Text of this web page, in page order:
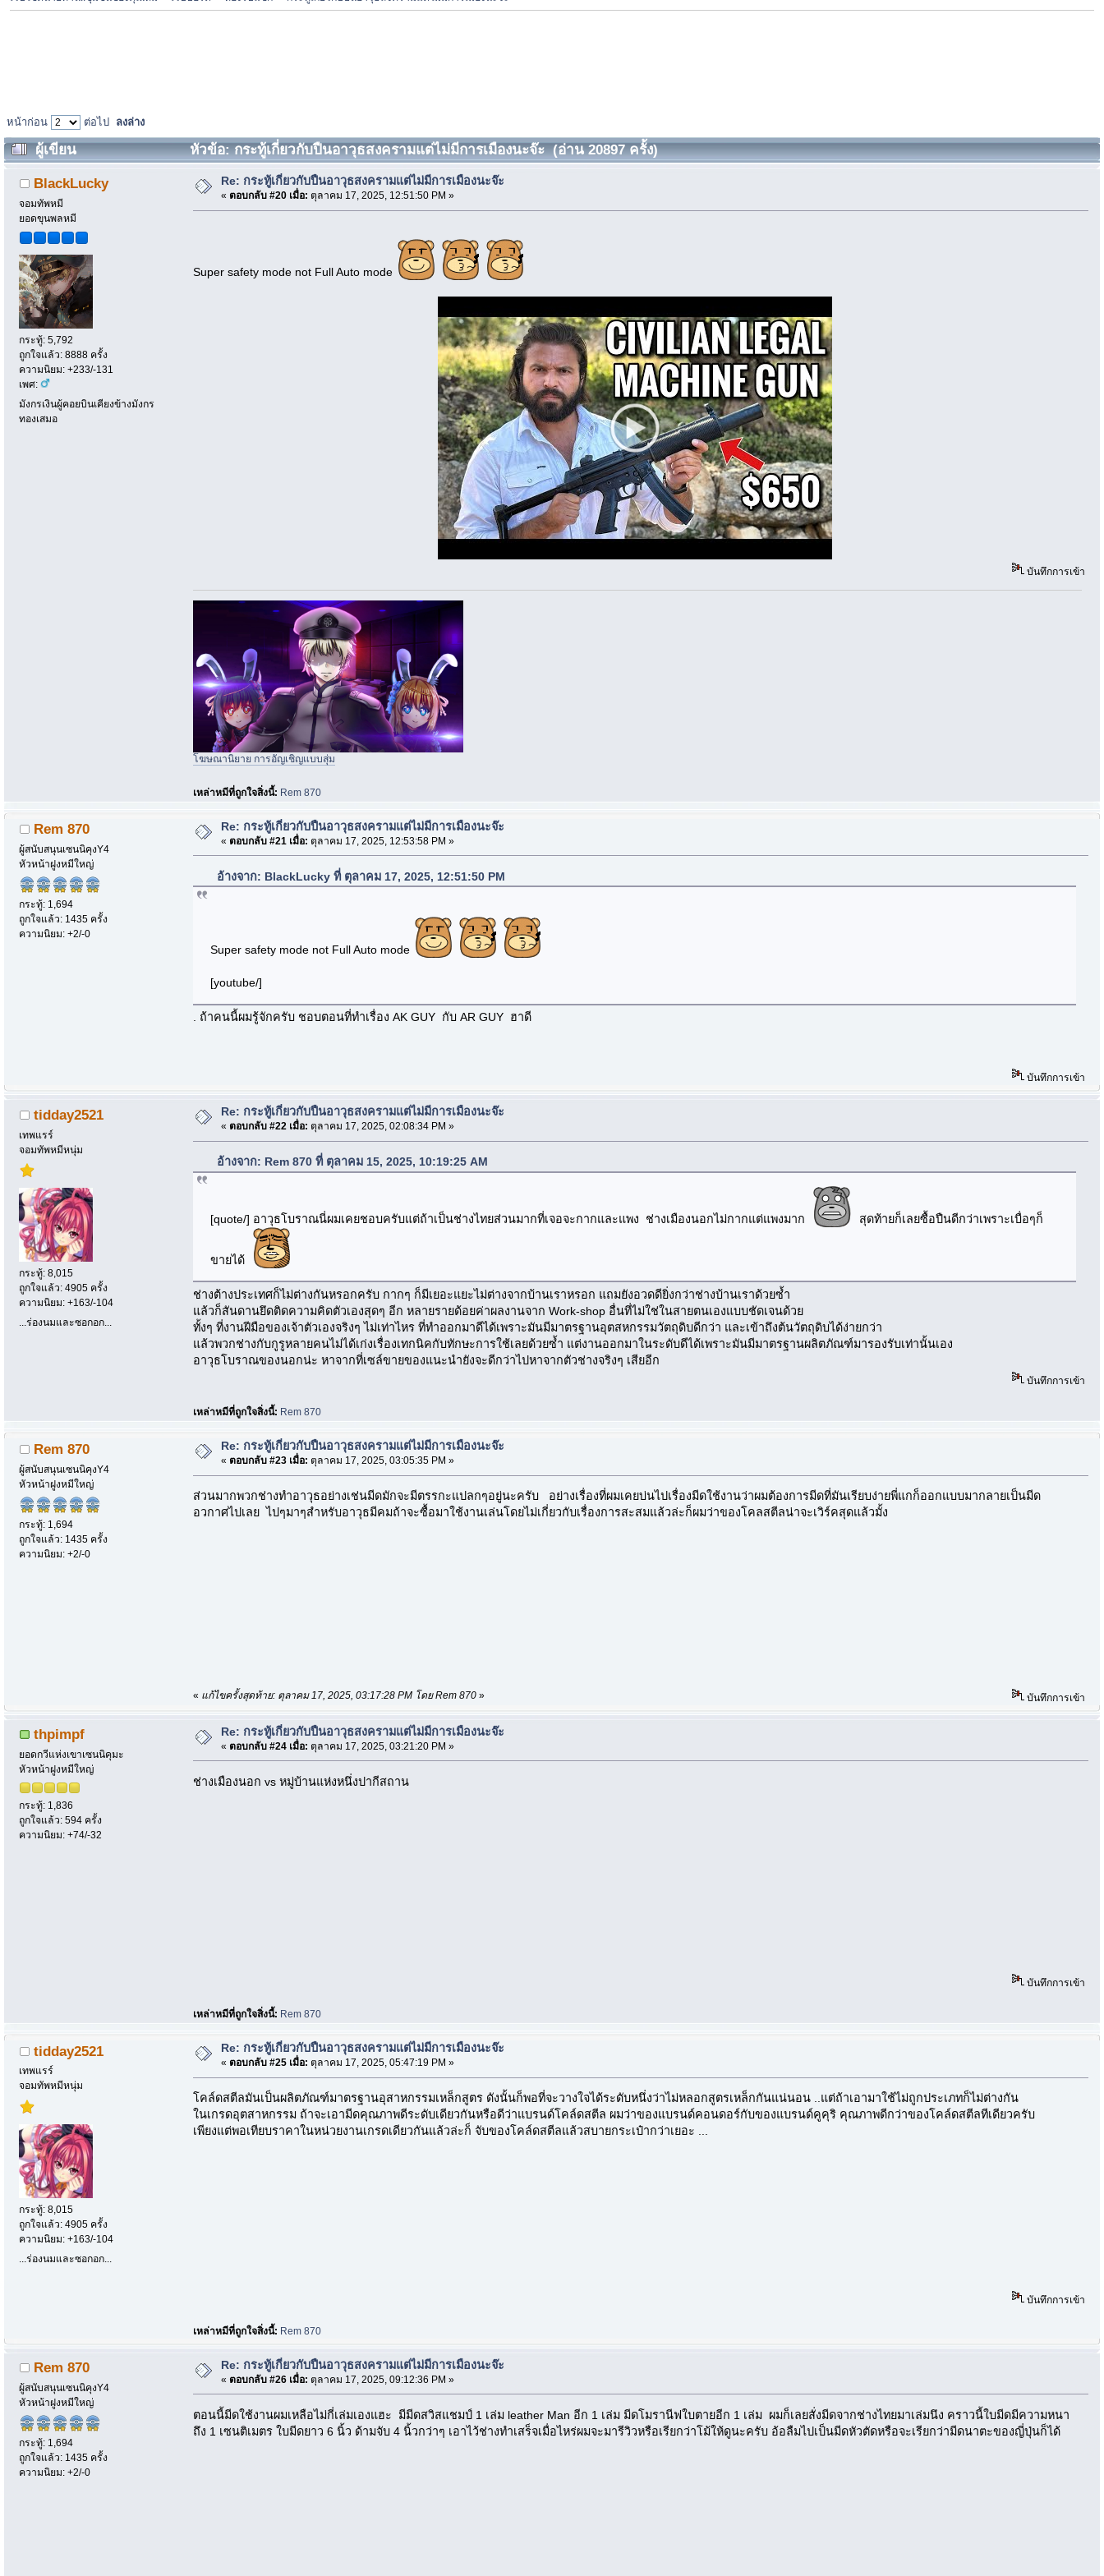
หน้าก่อน ต่อไป ลงล่าง
ผู้เขียน หัวข้อ: กระทู้เกี่ยวกับปืนอาวุธสงครามแต่ไม่มีการเมืองนะจ๊ะ (อ่าน 20897 ครั้ง)
BlackLucky
จอมทัพหมี
ยอดขุนพลหมี
กระทู้: 5,792
ถูกใจแล้ว: 8888 ครั้ง
ความนิยม: +233/-131
เพศ:
มังกรเงินผู้คอยบินเคียงข้างมังกร
ทองเสมอ
Re: กระทู้เกี่ยวกับปืนอาวุธสงครามแต่ไม่มีการเมืองนะจ๊ะ
« ตอบกลับ #20 เมื่อ: ตุลาคม 17, 2025, 12:51:50 PM »
Super safety mode not Full Auto mode
บันทึกการเข้า
โฆษณานิยาย การอัญเชิญแบบสุ่ม
เหล่าหมีที่ถูกใจสิ่งนี้: Rem 870
Rem 870
ผู้สนับสนุนเซนนิคุงY4
หัวหน้าฝูงหมีใหญ่
กระทู้: 1,694
ถูกใจแล้ว: 1435 ครั้ง
ความนิยม: +2/-0
Re: กระทู้เกี่ยวกับปืนอาวุธสงครามแต่ไม่มีการเมืองนะจ๊ะ
« ตอบกลับ #21 เมื่อ: ตุลาคม 17, 2025, 12:53:58 PM »
อ้างจาก: BlackLucky ที่ ตุลาคม 17, 2025, 12:51:50 PM
Super safety mode not Full Auto mode
[youtube/]
. ถ้าคนนี้ผมรู้จักครับ ชอบตอนที่ทำเรื่อง AK GUY กับ AR GUY ฮาดี
บันทึกการเข้า
tidday2521
เทพแรร์
จอมทัพหมีหนุ่ม
กระทู้: 8,015
ถูกใจแล้ว: 4905 ครั้ง
ความนิยม: +163/-104
...ร่องนมและซอกอก...
Re: กระทู้เกี่ยวกับปืนอาวุธสงครามแต่ไม่มีการเมืองนะจ๊ะ
« ตอบกลับ #22 เมื่อ: ตุลาคม 17, 2025, 02:08:34 PM »
อ้างจาก: Rem 870 ที่ ตุลาคม 15, 2025, 10:19:25 AM
[quote/] อาวุธโบราณนี่ผมเคยชอบครับแต่ถ้าเป็นช่างไทยส่วนมากที่เจอจะกากและแพง ช่างเมืองนอกไม่กากแต่แพงมาก สุดท้ายก็เลยซื้อปืนดีกว่าเพราะเบื่อๆก็
ขายได้
ช่างต้างประเทศก็ไม่ต่างกันหรอกครับ กากๆ ก็มีเยอะแยะไม่ต่างจากบ้านเราหรอก แถมยังอวดดียิ่งกว่าช่างบ้านเราด้วยซ้ำ
แล้วก็สันดานยึดติดความคิดตัวเองสุดๆ อีก หลายรายด้อยค่าผลงานจาก Work-shop อื่นที่ไม่ใช่ในสายตนเองแบบชัดเจนด้วย
ทั้งๆ ที่งานฝีมือของเจ้าตัวเองจริงๆ ไม่เท่าไหร ที่ทำออกมาดีได้เพราะมันมีมาตรฐานอุตสหกรรมวัตถุดิบดีกว่า และเข้าถึงต้นวัตถุดิบได้ง่ายกว่า
แล้วพวกช่างกับกูรูหลายคนไม่ได้เก่งเรื่องเทกนิคกับทักษะการใช้เลยด้วยซ้ำ แต่งานออกมาในระดับดีได้เพราะมันมีมาตรฐานผลิตภัณฑ์มารองรับเท่านั้นเอง
อาวุธโบราณของนอกน่ะ หาจากที่เซล์ขายของแนะนำยังจะดีกว่าไปหาจากตัวช่างจริงๆ เสียอีก
บันทึกการเข้า
เหล่าหมีที่ถูกใจสิ่งนี้: Rem 870
Rem 870
ผู้สนับสนุนเซนนิคุงY4
หัวหน้าฝูงหมีใหญ่
กระทู้: 1,694
ถูกใจแล้ว: 1435 ครั้ง
ความนิยม: +2/-0
Re: กระทู้เกี่ยวกับปืนอาวุธสงครามแต่ไม่มีการเมืองนะจ๊ะ
« ตอบกลับ #23 เมื่อ: ตุลาคม 17, 2025, 03:05:35 PM »
ส่วนมากพวกช่างทำอาวุธอย่างเช่นมีดมักจะมีตรรกะแปลกๆอยู่นะครับ อย่างเรื่องที่ผมเคยบ่นไปเรื่องมีดใช้งานว่าผมต้องการมีดที่มันเรียบง่ายพี่แกก็ออกแบบมากลายเป็นมีด
อวกาศไปเลย ไปๆมาๆสำหรับอาวุธมีคมถ้าจะซื้อมาใช้งานเล่นโดยไม่เกี่ยวกับเรื่องการสะสมแล้วล่ะก็ผมว่าของโคลสตีลน่าจะเวิร์คสุดแล้วมั้ง
« แก้ไขครั้งสุดท้าย: ตุลาคม 17, 2025, 03:17:28 PM โดย Rem 870 » บันทึกการเข้า
thpimpf
ยอดกวีแห่งเขาเซนนิคุมะ
หัวหน้าฝูงหมีใหญ่
กระทู้: 1,836
ถูกใจแล้ว: 594 ครั้ง
ความนิยม: +74/-32
Re: กระทู้เกี่ยวกับปืนอาวุธสงครามแต่ไม่มีการเมืองนะจ๊ะ
« ตอบกลับ #24 เมื่อ: ตุลาคม 17, 2025, 03:21:20 PM »
ช่างเมืองนอก vs หมู่บ้านแห่งหนึ่งปากีสถาน
บันทึกการเข้า
เหล่าหมีที่ถูกใจสิ่งนี้: Rem 870
tidday2521
เทพแรร์
จอมทัพหมีหนุ่ม
กระทู้: 8,015
ถูกใจแล้ว: 4905 ครั้ง
ความนิยม: +163/-104
...ร่องนมและซอกอก...
Re: กระทู้เกี่ยวกับปืนอาวุธสงครามแต่ไม่มีการเมืองนะจ๊ะ
« ตอบกลับ #25 เมื่อ: ตุลาคม 17, 2025, 05:47:19 PM »
โคล์ดสตีลมันเป็นผลิตภัณฑ์มาตรฐานอุสาหกรรมเหล็กสูตร ดังนั้นก็พอที่จะวางใจได้ระดับหนึ่งว่าไม่หลอกสูตรเหล็กกันแน่นอน ..แต่ถ้าเอามาใช้ไม่ถูกประเภทก็ไม่ต่างกัน
ในเกรดอุตสาหกรรม ถ้าจะเอามีดคุณภาพดีระดับเดียวกันหรือดีว่าแบรนด์โคล์ดสตีล ผมว่าของแบรนด์คอนดอร์กับของแบรนด์คูคุริ คุณภาพดีกว่าของโคล์ดสตีลทีเดียวครับ
เพียงแต่พอเทียบราคาในหน่วยงานเกรดเดียวกันแล้วล่ะก็ จับของโคล์ดสตีลแล้วสบายกระเป๋ากว่าเยอะ ...
บันทึกการเข้า
เหล่าหมีที่ถูกใจสิ่งนี้: Rem 870
Rem 870
ผู้สนับสนุนเซนนิคุงY4
หัวหน้าฝูงหมีใหญ่
กระทู้: 1,694
ถูกใจแล้ว: 1435 ครั้ง
ความนิยม: +2/-0
Re: กระทู้เกี่ยวกับปืนอาวุธสงครามแต่ไม่มีการเมืองนะจ๊ะ
« ตอบกลับ #26 เมื่อ: ตุลาคม 17, 2025, 09:12:36 PM »
ตอนนี้มีดใช้งานผมเหลือไม่กี่เล่มเองแฮะ มีมีดสวิสแชมป์ 1 เล่ม leather Man อีก 1 เล่ม มีดโมรานีฟใบตายอีก 1 เล่ม ผมก็เลยสั่งมีดจากช่างไทยมาเล่มนึง คราวนี้ใบมีดมีความหนา
ถึง 1 เซนติเมตร ใบมีดยาว 6 นิ้ว ด้ามจับ 4 นิ้วกว่าๆ เอาไว้ช่างทำเสร็จเมื่อไหร่ผมจะมารีวิวหรือเรียกว่าโม้ให้ดูนะครับ อ้อลืมไปเป็นมีดหัวตัดหรือจะเรียกว่ามีดนาตะของญี่ปุ่นก็ได้